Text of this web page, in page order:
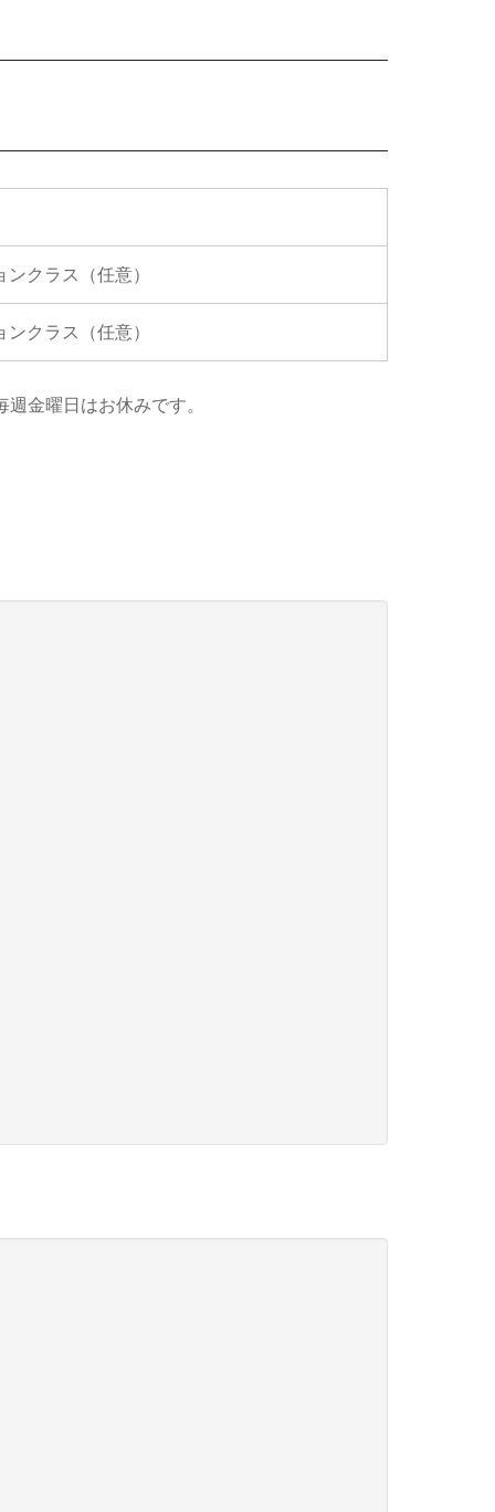
ンクラス（任意）
ンクラス（任意）
金曜日はお休みです。